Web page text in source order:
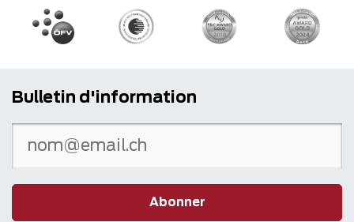
Bulletin d'information
Abonner